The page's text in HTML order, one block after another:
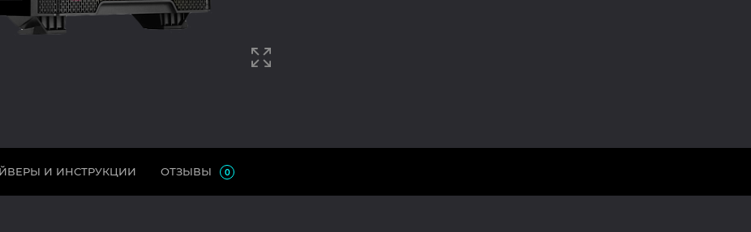
И ИНСТРУКЦИИ ОТЗЫВЫ 0